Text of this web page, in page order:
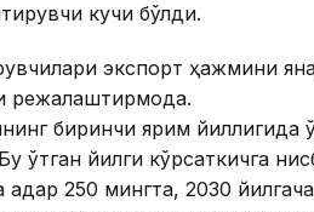
кучи бўлди.
экспорт ҳажмини
режалаштирмоқда.
биринчи ярим йиллигида
ўтган йилги кўрсаткичга
250 мингта, 2030